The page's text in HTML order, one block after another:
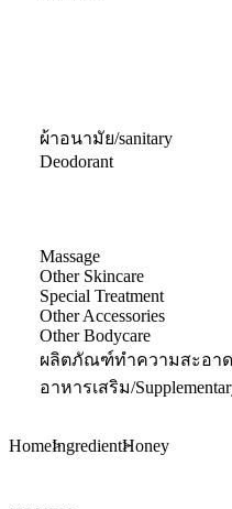
ผ้าอนามัย/sanitary
Deodorant
Massage
Other Skincare
Special Treatment
Other Accessories
Other Bodycare
ผลิตภัณฑ์ทำความสะอา
อาหารเสริม/
HomeIngredientHoney